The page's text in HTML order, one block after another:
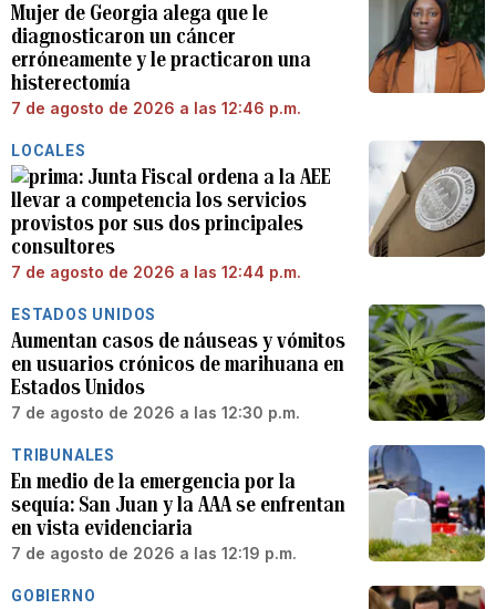
Mujer de Georgia alega que le
diagnosticaron un cáncer
erróneamente y le practicaron una
histerectomía
7 de agosto de 2026 a las 12:46 p.m.
LOCALES
Junta Fiscal ordena a la AEE
llevar a competencia los servicios
provistos por sus dos principales
consultores
7 de agosto de 2026 a las 12:44 p.m.
ESTADOS UNIDOS
Aumentan casos de náuseas y vómitos
en usuarios crónicos de marihuana en
Estados Unidos
7 de agosto de 2026 a las 12:30 p.m.
TRIBUNALES
En medio de la emergencia por la
sequía: San Juan y la AAA se enfrentan
en vista evidenciaria
7 de agosto de 2026 a las 12:19 p.m.
GOBIERNO